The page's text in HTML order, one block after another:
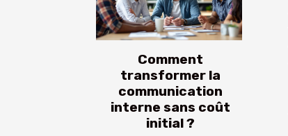
Comment
transformer la
communication
interne sans coût
initial ?